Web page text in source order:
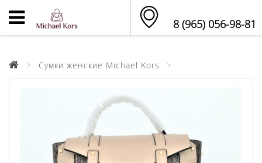
8 (965) 056-98-81
Сумки женские Michael Kors